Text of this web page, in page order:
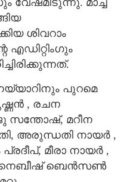
ശിവറാം
എഡിറ്റിംഗും
പുറമെ
, രചന
സന്തോഷ്, മറീന
അരുന്ധതി നായർ ,
മീരാ നായർ ,
നെബീഷ് ബെൻസൺ